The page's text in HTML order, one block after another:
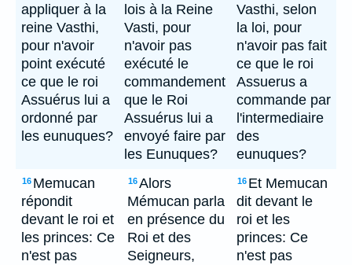
appliquer à la
reine Vasthi,
pour n'avoir
point exécuté
ce que le roi
Assuérus lui a
ordonné par
les eunuques?
lois à la Reine
Vasti, pour
n'avoir pas
exécuté le
commandement
que le Roi
Assuérus lui a
envoyé faire par
les Eunuques?
Vasthi, selon
la loi, pour
n'avoir pas fait
ce que le roi
Assuerus a
commande par
l'intermediaire
des
eunuques?
16 Memucan
répondit
devant le roi et
les princes: Ce
n'est pas
16Alors
Mémucan parla
en présence du
Roi et des
Seigneurs,
16 Et Memucan
dit devant le
roi et les
princes: Ce
n'est pas